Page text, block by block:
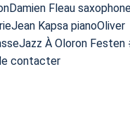
Fleau
Kapsa pianoOliver
À Oloron Festen
contacter